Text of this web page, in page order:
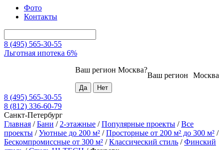
Фото
Контакты
8 (495) 565-30-55
Льготная ипотека 6%
Москва
Ваш регион
Ваш регион Москва?
8 (495) 565-30-55
8 (812) 336-60-79
Санкт-Петербург
Главная /Бани / 2-этажные /Популярные проекты /Все
проекты /Уютные до 200 м² /Просторные от 200 м² до 300 м² /
Бескомпромиссные от 300 м² /Классический стиль /Финский